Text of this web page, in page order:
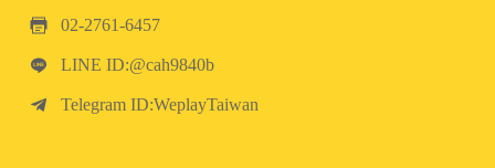
02-2761-6457
LINE ID:@cah9840b
Telegram ID:WeplayTaiwan